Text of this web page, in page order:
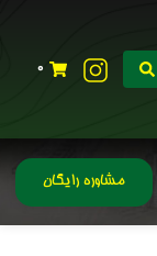
0
مشاوره رایگان